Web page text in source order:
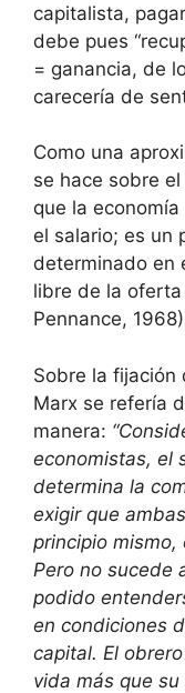
capitalista,
debe pues
= ganancia, de
carecería de
Como una
se hace sobre
que la
el salario; es un
determinado en
libre de la
Pennance,
Sobre la fijación
Marx se refería
manera:
economistas, el
determina la
exigir que
principio mismo,
Pero no sucede
podido
en condiciones
capital. El
vida más que